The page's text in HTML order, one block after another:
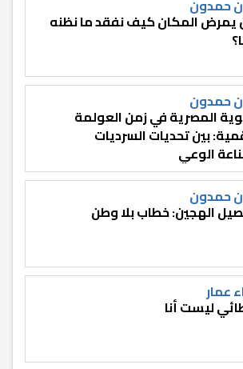
حمدون
يمرض المكان كيف نفقد ما نظنه
حمدون
المصرية في زمن العولمة
بين تحديات السرديات
الوعي
حمدون
الهجين: خطاب بلا وطن
عمار
ليست أنا